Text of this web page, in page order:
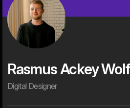
Vi er 60+ digitale ildsjæle med høje
vegne. Alt bliver digitaliseret, og det er
for os. Det giver mulighed for at skubbe
skabe stærke visuelle brugeroplevelser,
effektivisere processer og
digitalisering handler om for os. Det er,
Rasmus Ackey Wolf
Digital Designer